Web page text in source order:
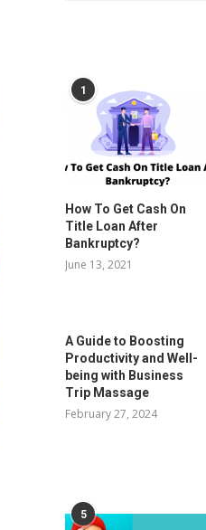
1
How To Get Cash On
Title Loan After
Bankruptcy?
June 13, 2021
A Guide to Boosting
Productivity and Well-
being with Business
Trip Massage
February 27, 2024
5